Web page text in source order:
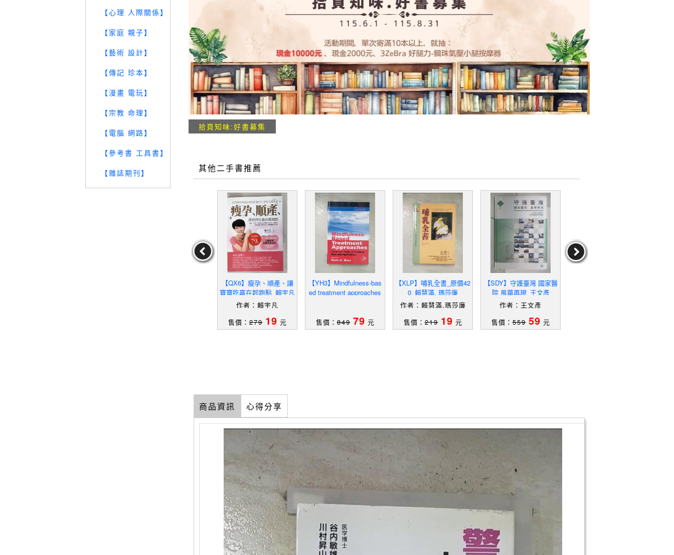
【心理 人際關係】
【家庭 親子】
【藝術 設計】
【傳記 珍本】
【漫畫 電玩】
【宗教 命理】
【電腦 網路】
【參考書 工具書】
【雜誌期刊】
拾頁知味:好書募集
其他二手書推薦
【QX6】瘦孕、順產、讓
寶寶吃贏在起跑點_賴宇凡
作者：賴宇凡
售價：279 19 元
【YH3】Mindfulness-bas
ed treatment approaches
售價：849 79 元
【XLP】哺乳全書_原價42
0_賴慧滿, 瑪莎廉
作者：賴慧滿,瑪莎廉
售價：219 19 元
【SDY】守護臺灣 國家醫
院 風華再現_王文彥
作者：王文彥
售價：559 59 元
商品資訊 心得分享